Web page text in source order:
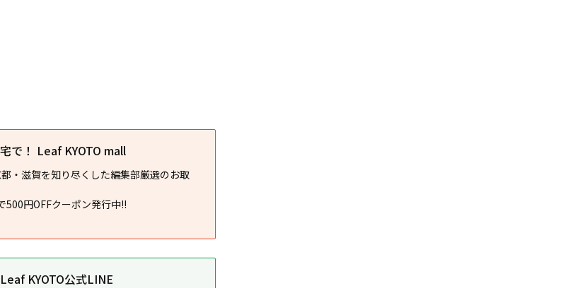
で！ Leaf KYOTO mall
・滋賀を知り尽くした編集部厳選のお取
500円OFFクーポン発行中!!
KYOTO公式LINE